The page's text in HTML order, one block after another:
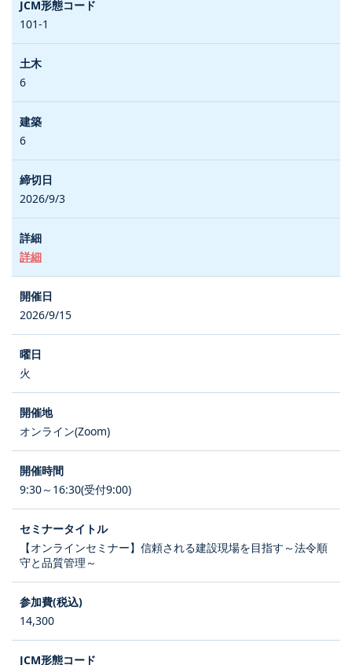
101-1
6
6
2026/9/3
詳細
2026/9/15
火
オンライン(Zoom)
9:30～16:30(受付9:00)
【オンラインセミナー】信頼される建設現場を目指す～法令順
守と品質管理～
14,300